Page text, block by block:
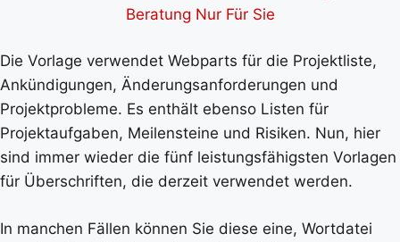
Beratung Nur Für Sie
Die Vorlage verwendet Webparts für die Projektliste,
Ankündigungen, Änderungsanforderungen und
Projektprobleme. Es enthält ebenso Listen für
Projektaufgaben, Meilensteine und Risiken. Nun, hier
sind immer wieder die fünf leistungsfähigsten Vorlagen
für Überschriften, die derzeit verwendet werden.
In manchen Fällen können Sie diese eine, Wortdatei